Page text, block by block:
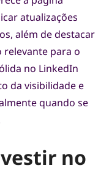
atualizações
além de destacar
para o
no LinkedIn
da visibilidade e
quando se
no